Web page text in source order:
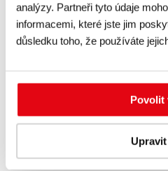
analýzy. Partneři tyto údaje
informacemi, které jste jim
důsledku toho, že používáte
Povolit
Upravit
Kouzlo